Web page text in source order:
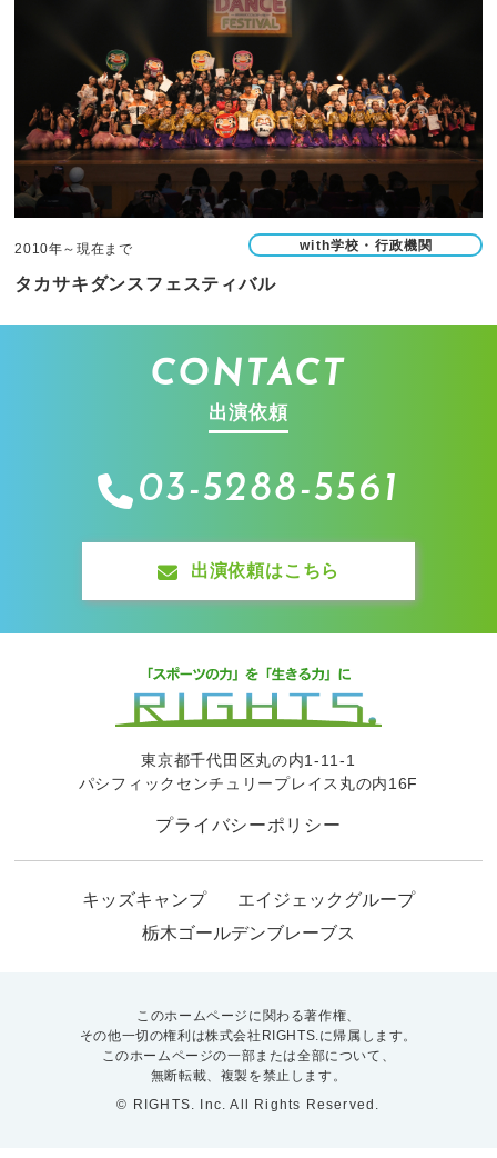
2010年～現在まで with学校・行政機関
タカサキダンスフェスティバル
CONTACT
出演依頼
03-5288-5561
出演依頼はこちら
東京都千代田区丸の内1-11-1
パシフィックセンチュリープレイス丸の内16F
プライバシーポリシー
キッズキャンプ
エイジェックグループ
栃木ゴールデンブレーブス
このホームページに関わる著作権、
その他一切の権利は株式会社RIGHTS.に帰属します。
このホームページの一部または全部について、
無断転載、複製を禁止します。
© RIGHTS. Inc. All Rights Reserved.